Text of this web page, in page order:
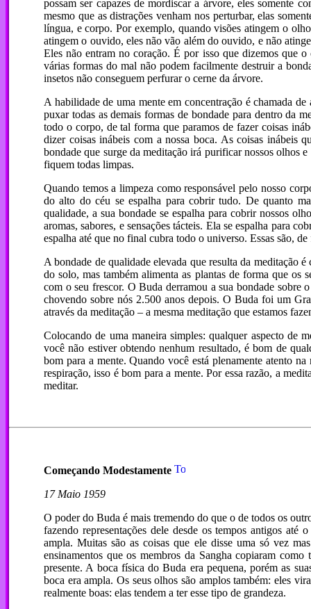
possam ser capazes de mordiscar a árvore, eles somente
mesmo que as distrações venham nos perturbar, elas
língua, e corpo. Por exemplo, quando visões atingem o
atingem o ouvido, eles não vão além do ouvido, e não
Eles não entram no coração. É por isso que dizemos que
várias formas do mal não podem facilmente destruir a
insetos não conseguem perfurar o cerne da árvore.
A habilidade de uma mente em concentração é chamada
puxar todas as demais formas de bondade para dentro da
todo o corpo, de tal forma que paramos de fazer coisas
dizer coisas inábeis com a nossa boca. As coisas inábeis
bondade que surge da meditação irá purificar nossos olhos
fiquem todas limpas.
Quando temos a limpeza como responsável pelo nosso
do alto do céu se espalha para cobrir tudo. De quanto
qualidade, a sua bondade se espalha para cobrir nossos
aromas, sabores, e sensações tácteis. Ela se espalha para
espalha até que no final cubra todo o universo. Essas são,
A bondade de qualidade elevada que resulta da meditação
do solo, mas também alimenta as plantas de forma que os
com o seu frescor. O Buda derramou a sua bondade sobre
chovendo sobre nós 2.500 anos depois. O Buda foi um
através da meditação – a mesma meditação que estamos
Colocando de uma maneira simples: qualquer aspecto de
você não estiver obtendo nenhum resultado, é bom de
bom para a mente. Quando você está plenamente atento
respiração, isso é bom para a mente. Por essa razão, a
meditar.
Começando Modestamente
17 Maio 1959
O poder do Buda é mais tremendo do que o de todos os
fazendo representações dele desde os tempos antigos
ampla. Muitas são as coisas que ele disse uma só vez
ensinamentos que os membros da Sangha copiaram
presente. A boca física do Buda era pequena, porém as
boca era ampla. Os seus olhos são amplos também: eles
realmente boas: elas tendem a ter esse tipo de grandeza.